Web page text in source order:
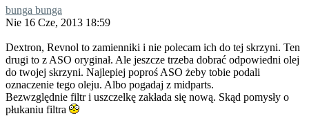
bunga bunga
Nie 16 Cze, 2013 18:59
Dextron, Revnol to zamienniki i nie polecam ich do tej skrzyni. Ten
drugi to z ASO oryginał. Ale jeszcze trzeba dobrać odpowiedni olej
do twojej skrzyni. Najlepiej poproś ASO żeby tobie podali
oznaczenie tego oleju. Albo pogadaj z midparts.
Bezwzględnie filtr i uszczelkę zakłada się nową. Skąd pomysły o
płukaniu filtra